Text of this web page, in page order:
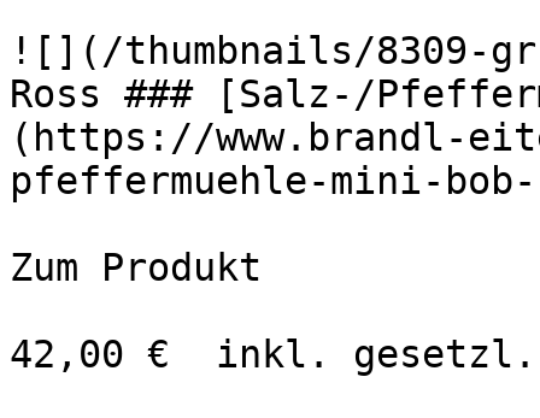
![](/thumbnails/8309-
Ross ### [Salz-/
(https://www.brandl-
pfeffermuehle-mini-bob-
Zum Produkt
42,00 €  inkl.